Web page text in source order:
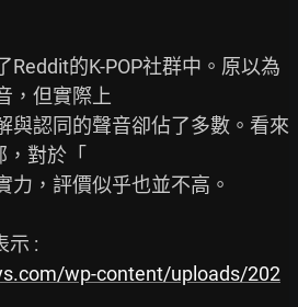
Reddit的K-POP社群中。原以為
，但實際上
與認同的聲音卻佔了多數。看來
，對於「
力，評價似乎也並不高。
wp-content/uploads/202